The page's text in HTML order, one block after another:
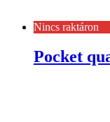
Nincs raktáron
Pocket